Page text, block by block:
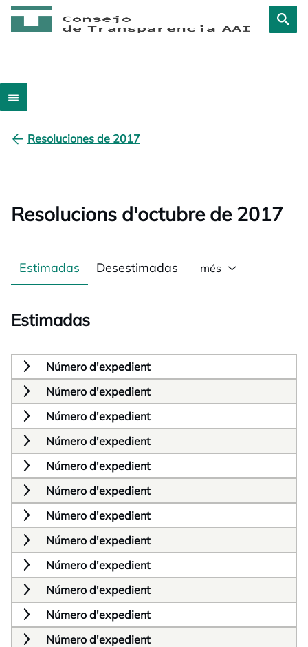
Resoluciones de 2017
Resolucions d'octubre de 2017
Estimadas Desestimadas més
Estimadas
Número d'expedient
Número d'expedient
Número d'expedient
Número d'expedient
Número d'expedient
Número d'expedient
Número d'expedient
Número d'expedient
Número d'expedient
Número d'expedient
Número d'expedient
Número d'expedient